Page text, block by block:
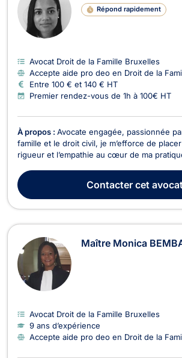
Répond rapidement
Avocat Droit de la Famille Bruxelles
Accepte aide pro deo en Droit de la
Entre 100 € et 140 € HT
Premier rendez-vous de 1h à 100€ HT
À propos : Avocate engagée, passionnée
famille et le droit civil, je m’efforce de placer
rigueur et l’empathie au cœur de ma
sensibles, tout en vous apportant des
concrètes et personnalisées. Formée aux
Contactercet
Maître Monica
Avocat Droit de la Famille Bruxelles
9 ans d’expérience
Accepte aide pro deo en Droit de la